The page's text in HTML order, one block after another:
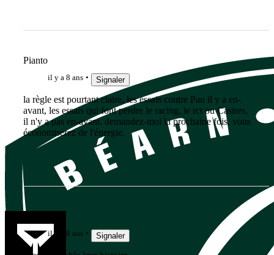
Pianto
il y a 8 ans Signaler
la règle est pourtant claire, les essais contre Pau il y a en-
avant, les essais qui font perdre le racing, le rct ou Castres,
il n'y a pas en-avant. demandez-moi la prochaine fois, vous
économiserez de l'énergie.
il y a 8 ans Signaler